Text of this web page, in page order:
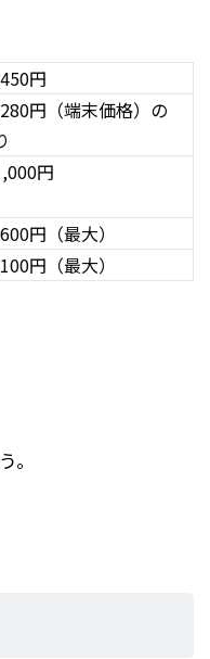
円
円（端末価格）の
円
円（最大）
円（最大）
。